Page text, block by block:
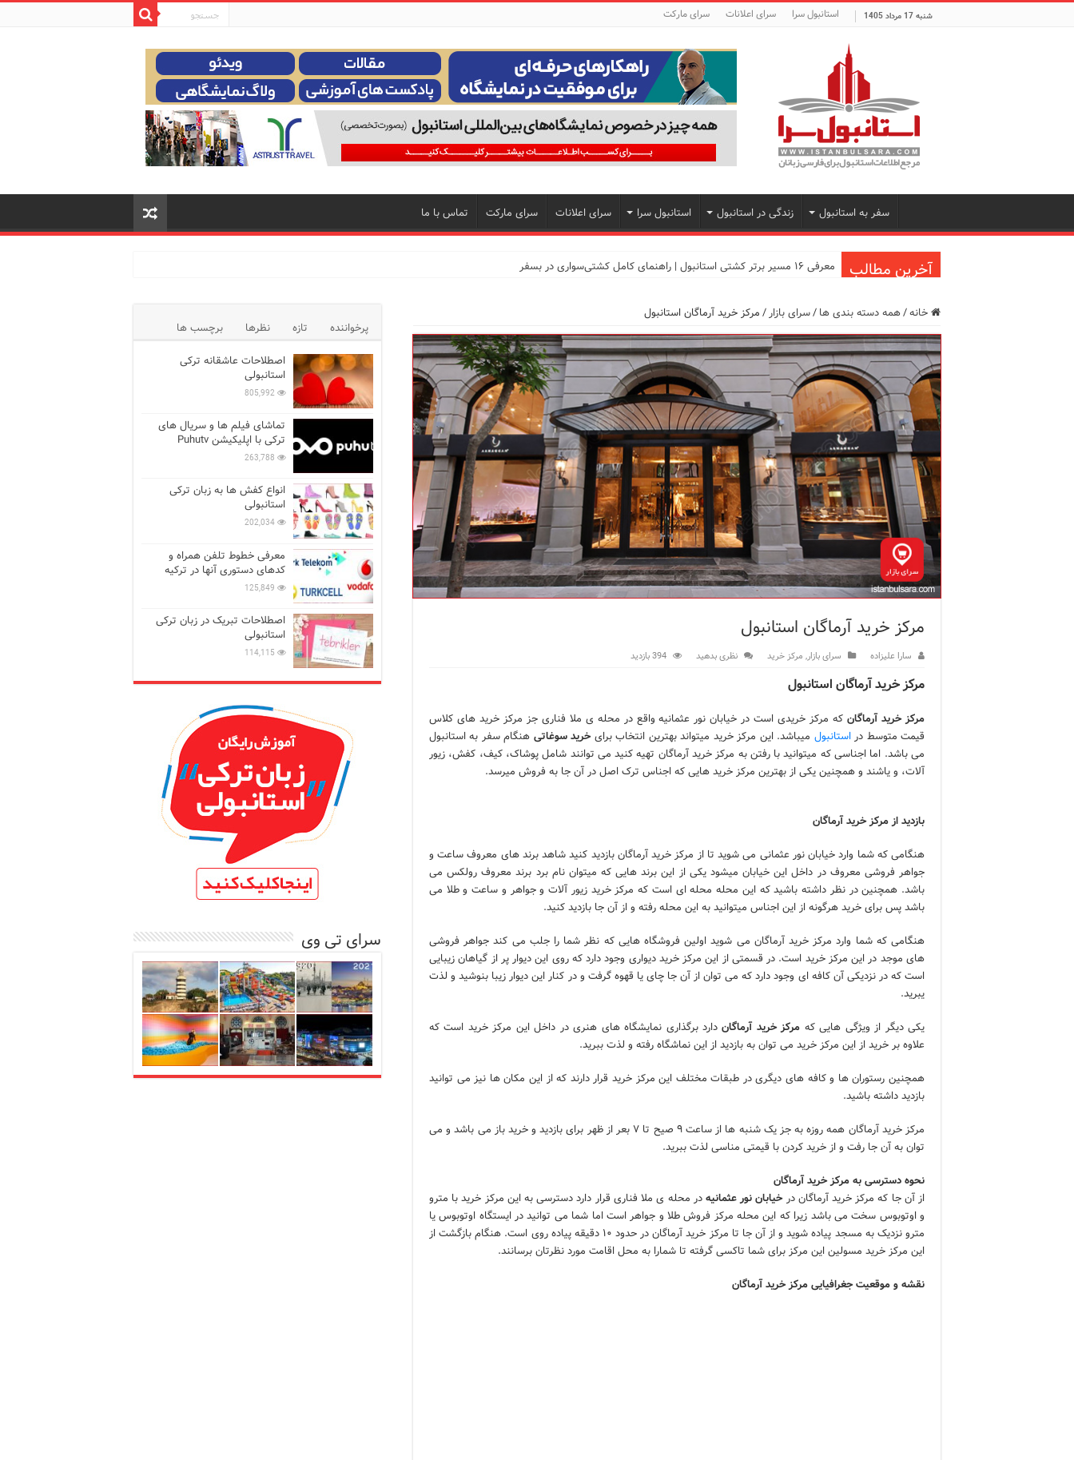
شنبه 17 مرداد 1405 استانبول سرا سرای اعلانات سرای مارکت
سفر به استانبول زندگی در استانبول استانبول سرا سرای اعلانات سرای مارکت تماس با ما
آخرین مطالب
معرفی ۱۶ مسیر برتر کشتی استانبول | راهنمای کامل کشتی‌سواری در بسفر
12 اشتباه رایج در دریافت شهروندی ترکیه از طریق خرید ملک
ویژگی‌های رفتاری و اجتماعی در زبان ترکی استانبولی
ویژگی‌های منفی شخصیت در زبان ترکی استانبولی
ویژگی‌های مثبت شخصیت در زبان ترکی استانبولی
موزه افسانه‌های کارتال استانبول؛ سفری به دنیای قصه‌ها در بخش آسیایی استانبول
موزه ساعت کاخ توپکاپی استانبول
اجاره خانه در استانبول چگونه است؟ راهنمای کامل در سال 2026
خانه/همه دسته بندی ها/سرای بازار/مرکز خرید آرماگان استانبول
مرکز خرید آرماگان استانبول
سارا علیزاده سرای بازار, مرکز خرید نظری بدهید 394 بازدید
مرکز خرید آرماگان استانبول
مرکز خرید آرماگانکه مرکز خریدی است در خیابان نور عثمانیه واقع در محله ی ملا فناری جز مرکز خرید های کلاس
قیمت متوسط دراستانبول میباشد. این مرکز خرید میتواند بهترین انتخاب برایخرید سوغاتی هنگام سفر به استانبول
می باشد. اما اجناسی که میتوانید با رفتن به مرکز خرید آرماگان تهیه کنید می توانند شامل پوشاک، کیف، کفش، زیور
آلات، و یاشند و همچنین یکی از بهترین مرکز خرید هایی که اجناس ترک اصل در آن جا به فروش میرسد.
بازدید از مرکز خرید آرماگان
هنگامی که شما وارد خیابان نور عثمانی می شوید تا از مرکز خرید آرماگان بازدید کنید شاهد برند های معروف ساعت و
جواهر فروشی معروف در داخل این خیابان میشود یکی از این برند هایی که میتوان نام برد برند معروف رولکس می
باشد. همچنین در نظر داشته باشید که این محله محله ای است که مرکز خرید زیور آلات و جواهر و ساعت و طلا می
باشد پس برای خرید هرگونه از این اجناس میتوانید به این محله رفته و از آن جا بازدید کنید.
هنگامی که شما وارد مرکز خرید آرماگان می شوید اولین فروشگاه هایی که نظر شما را جلب می کند جواهر فروشی
های موجد در این مرکز خرید است. در قسمتی از این مرکز خرید دیواری وجود دارد که روی این دیوار پر از گیاهان زیبایی
است که در نزدیکی آن کافه ای وجود دارد که می توان از آن جا چای یا قهوه گرفت و در کنار این دیوار زیبا بنوشید و لذت
یبرید.
یکی دیگر از ویژگی هایی که مرکز خرید آرماگاندارد برگذاری نمایشگاه های هنری در داخل این مرکز خرید است که
علاوه بر خرید از این مرکز خرید می توان به بازدید از این نماشگاه رفته و لذت ببرید.
همچنین رستوران ها و کافه های دیگری در طبقات مختلف این مرکز خرید قرار دارند که از این مکان ها نیز می توانید
بازدید داشته باشید.
مرکز خرید آرماگان همه روزه به جز یک شنبه ها از ساعت ۹ صیح تا ۷ بعر از ظهر برای بازدید و خرید باز می باشد و می
توان به آن جا رفت و از خرید کردن با قیمتی مناسی لذت ببرید.
نحوه دسترسی به مرکز خرید آرماگان
از آن جا که مرکز خرید آرماگان درخیابان نور عثمانیهدر محله ی ملا فناری قرار دارد دسترسی به این مرکز خرید با مترو
و اوتوبوس سخت می باشد زیرا که این محله مرکز فروش طلا و جواهر است اما شما می توانید در ایستگاه اوتوبوس یا
مترو نزدیک به مسجد پیاده شوید و از آن جا تا مرکز خرید آرماگان در حدود ۱۰ دقیقه پیاده روی است. هنگام بازگشت از
این مرکز خرید مسولین این مرکز برای شما تاکسی گرفته تا شمارا به محل اقامت مورد نظرتان برسانند.
نقشه و موقعیت جغرافیایی مرکز خرید آرماگان
پرخواننده تازه نظرها
برچسب ها
اصطلاحات عاشقانه ترکی
استانبولی
805,992
تماشای فیلم ها و سریال های
ترکی با اپلیکیشن Puhutv
263,788
انواع کفش ها به زبان ترکی
استانبولی
202,034
معرفی خطوط تلفن همراه و
کدهای دستوری آنها در ترکیه
125,849
اصطلاحات تبریک در زبان ترکی
استانبولی
114,115
سرای تی وی